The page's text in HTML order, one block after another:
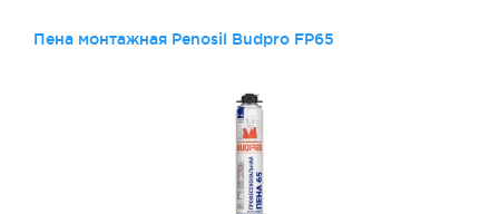
Пена монтажная Penosil Budpro FP65